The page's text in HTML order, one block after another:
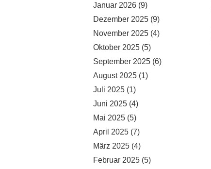
Januar 2026 (9)
Dezember 2025 (9)
November 2025 (4)
Oktober 2025 (5)
September 2025 (6)
August 2025 (1)
Juli 2025 (1)
Juni 2025 (4)
Mai 2025 (5)
April 2025 (7)
März 2025 (4)
Februar 2025 (5)